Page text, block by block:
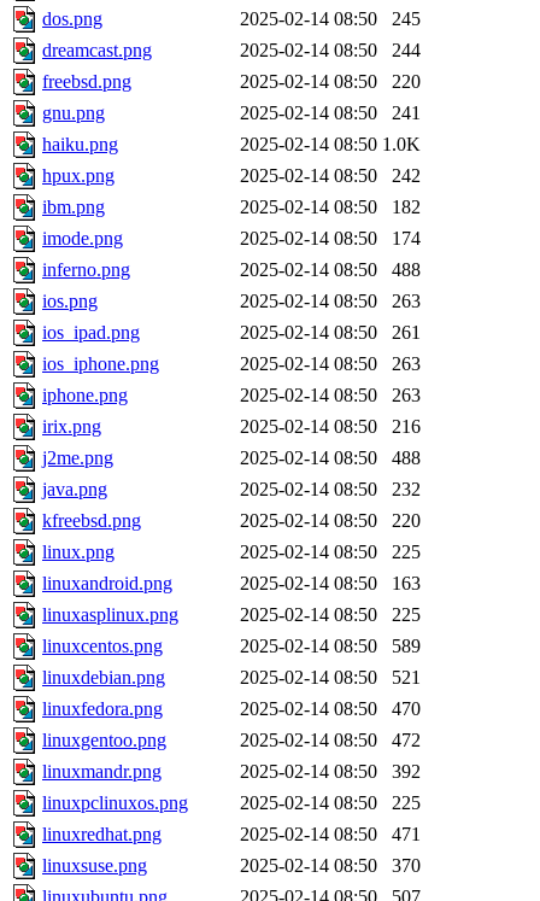
dos.png
2025-02-14 08:50
245
dreamcast.png
2025-02-14 08:50
244
freebsd.png
2025-02-14 08:50
220
gnu.png
2025-02-14 08:50
241
haiku.png
2025-02-14 08:50 1.0K
hpux.png
2025-02-14 08:50
242
ibm.png
2025-02-14 08:50
182
imode.png
2025-02-14 08:50
174
inferno.png
2025-02-14 08:50
488
ios.png
2025-02-14 08:50
263
ios_ipad.png
2025-02-14 08:50
261
ios_iphone.png
2025-02-14 08:50
263
iphone.png
2025-02-14 08:50
263
irix.png
2025-02-14 08:50
216
j2me.png
2025-02-14 08:50
488
java.png
2025-02-14 08:50
232
kfreebsd.png
2025-02-14 08:50
220
linux.png
2025-02-14 08:50
225
linuxandroid.png
2025-02-14 08:50
163
linuxasplinux.png
2025-02-14 08:50
225
linuxcentos.png
2025-02-14 08:50
589
linuxdebian.png
2025-02-14 08:50
521
linuxfedora.png
2025-02-14 08:50
470
linuxgentoo.png
2025-02-14 08:50
472
linuxmandr.png
2025-02-14 08:50
392
linuxpclinuxos.png
2025-02-14 08:50
225
linuxredhat.png
2025-02-14 08:50
471
linuxsuse.png
2025-02-14 08:50
370